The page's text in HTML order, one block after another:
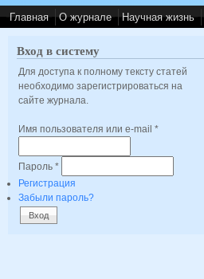
Главная О журнале Научная жизнь
Вход в систему
Для доступа к полному тексту статей
необходимо зарегистрироваться на
сайте журнала.
Имя пользователя или e-mail *
Пароль *
Регистрация
Забыли пароль?